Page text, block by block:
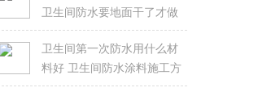
卫生间防水要地面干了才做
吗
卫生间第一次防水用什么材
料好 卫生间防水涂料施工方
法